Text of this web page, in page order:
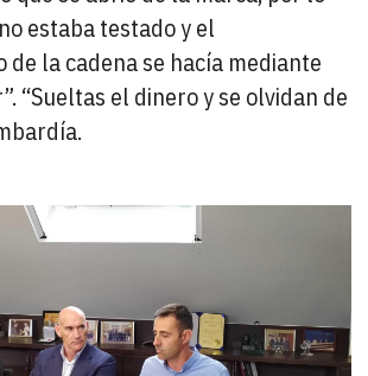
estaba testado y el
de la cadena se hacía mediante
“Sueltas el dinero y se olvidan de